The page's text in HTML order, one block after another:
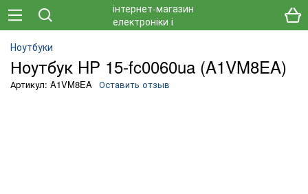
Ноутбуки
Ноутбук HP 15-fc0060ua (A1VM8EA)
Артикул: A1VM8EA Оставить отзыв